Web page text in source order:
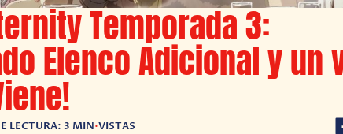
Temporada 3:
Elenco Adicional y un
LECTURA: 3 MIN•VISTAS